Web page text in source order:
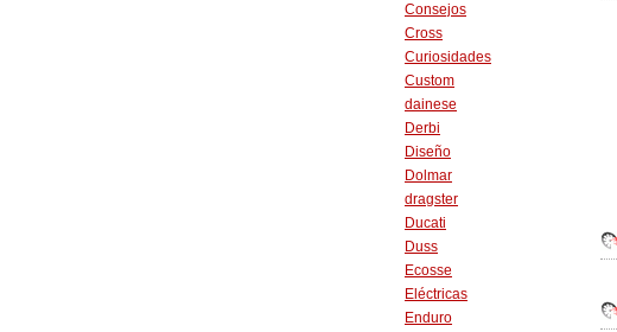
Consejos
Cross
Curiosidades
Custom
dainese
Derbi
Diseño
Dolmar
dragster
Ducati
Duss
Ecosse
Eléctricas
Enduro